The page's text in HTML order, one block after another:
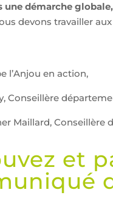
une démarche
devons travailler
l’Anjou en action,
Conseillère
Maillard,
et